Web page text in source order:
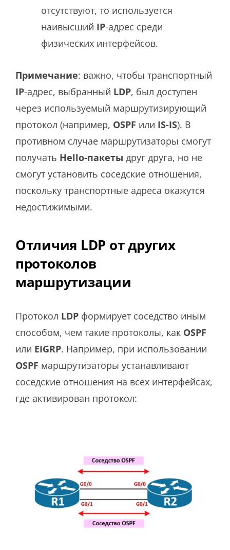
отсутствуют, то используется
наивысший IP-адрес среди
физических интерфейсов.
Примечание: важно, чтобы транспортный
IP-адрес, выбранный LDP, был доступен
через используемый маршрутизирующий
протокол (например, OSPF или IS-IS). В
противном случае маршрутизаторы смогут
получать Hello-пакеты друг друга, но не
смогут установить соседские отношения,
поскольку транспортные адреса окажутся
недостижимыми.
Отличия LDP от других
протоколов
маршрутизации
Протокол LDP формирует соседство иным
способом, чем такие протоколы, как OSPF
или EIGRP. Например, при использовании
OSPF маршрутизаторы устанавливают
соседские отношения на всех интерфейсах,
где активирован протокол: